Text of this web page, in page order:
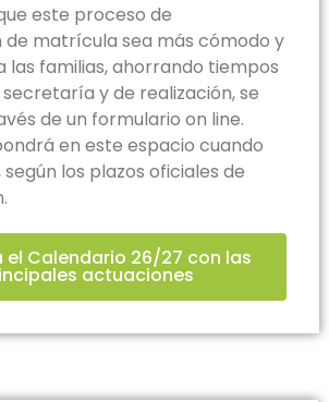
este proceso de
de matrícula sea más cómodo y
las familias, ahorrando tiempos
y de realización, se
de un formulario on line.
en este espacio cuando
los plazos oficiales de
el Calendario 26/27 con las
actuaciones